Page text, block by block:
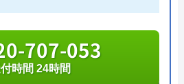
クチコミを見る
707-053
時間 24時間